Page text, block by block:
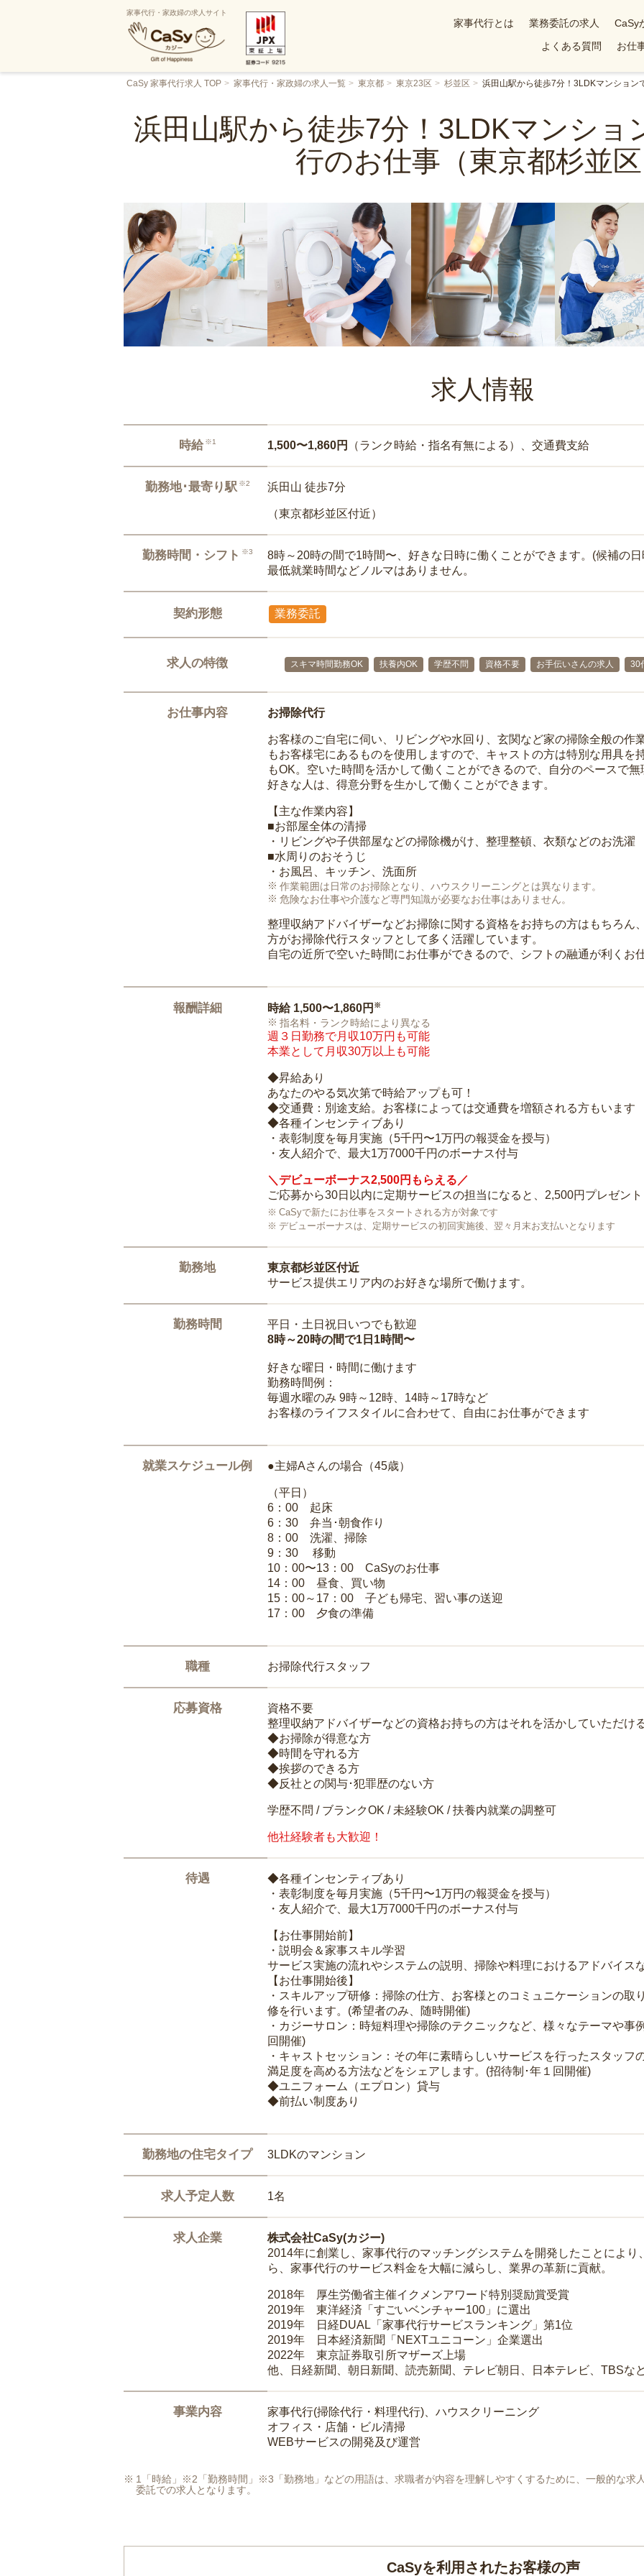
家事代行・家政婦の求人サイト
家事代行とは 業務委託の求人 CaSy
よくある質問
お仕
CaSy 家事代行求人 TOP 家事代行・家政婦の求人一覧 東京都 東京23区 杉並区 浜田山駅から徒歩7分！3LDKマンション
浜田山駅から徒歩7分！3LDKマンショ
行のお仕事（東京都杉並区
求人情報
時給 ※1 1,500〜1,860円 （ランク時給・指名有無による）、交通費支給
勤務地･最寄り駅 ※2 浜田山 徒歩7分
（東京都杉並区付近）
勤務時間・シフト ※3
8時～20時の間で1時間〜、好きな日時に働くことができます。(候補の
最低就業時間などノルマはありません。
契約形態 業務委託
求人の特徴 スキマ時間勤務OK 扶養内OK 学歴不問 資格不要 お手伝いさんの求人 30
お仕事内容 お掃除代行
お客様のご自宅に伺い、リビングや水回り、玄関など家の掃除全般の作
もお客様宅にあるものを使用しますので、キャストの方は特別な用具を
もOK。空いた時間を活かして働くことができるので、自分のペースで
好きな人は、得意分野を生かして働くことができます。
【主な作業内容】
■お部屋全体の清掃
・リビングや子供部屋などの掃除機がけ、整理整頓、衣類などのお洗濯
■水周りのおそうじ
・お風呂、キッチン、洗面所
作業範囲は日常のお掃除となり、ハウスクリーニングとは異なります。
危険なお仕事や介護など専門知識が必要なお仕事はありません。
整理収納アドバイザーなどお掃除に関する資格をお持ちの方はもちろん
方がお掃除代行スタッフとして多く活躍しています。
自宅の近所で空いた時間にお仕事ができるので、シフトの融通が利くお
報酬詳細 時給 1,500〜1,860円 ※
指名料・ランク時給により異なる
週３日勤務で月収10万円も可能
本業として月収30万以上も可能
◆昇給あり
あなたのやる気次第で時給アップも可！
◆交通費：別途支給。お客様によっては交通費を増額される方もいます
◆各種インセンティブあり
・表彰制度を毎月実施（5千円〜1万円の報奨金を授与）
・友人紹介で、最大1万7000千円のボーナス付与
＼デビューボーナス2,500円もらえる／
ご応募から30日以内に定期サービスの担当になると、2,500円プレゼント
CaSyで新たにお仕事をスタートされる方が対象です
デビューボーナスは、定期サービスの初回実施後、翌々月末お支払いとなります
勤務地
東京都杉並区付近
サービス提供エリア内のお好きな場所で働けます。
勤務時間
平日・土日祝日いつでも歓迎
8時～20時の間で1日1時間〜
好きな曜日・時間に働けます
勤務時間例：
毎週水曜のみ 9時～12時、14時～17時など
お客様のライフスタイルに合わせて、自由にお仕事ができます
就業スケジュール例 ●主婦Aさんの場合（45歳）
（平日）
6：00 起床
6：30 弁当･朝食作り
8：00 洗濯、掃除
9：30 移動
10：00〜13：00 CaSyのお仕事
14：00 昼食、買い物
15：00～17：00 子ども帰宅、習い事の送迎
17：00 夕食の準備
職種 お掃除代行スタッフ
応募資格
資格不要
整理収納アドバイザーなどの資格お持ちの方はそれを活かしていただけ
◆お掃除が得意な方
◆時間を守れる方
◆挨拶のできる方
◆反社との関与･犯罪歴のない方
学歴不問 / ブランクOK / 未経験OK / 扶養内就業の調整可
他社経験者も大歓迎！
待遇
◆各種インセンティブあり
・表彰制度を毎月実施（5千円〜1万円の報奨金を授与）
・友人紹介で、最大1万7000千円のボーナス付与
【お仕事開始前】
・説明会＆家事スキル学習
サービス実施の流れやシステムの説明、掃除や料理におけるアドバイス
【お仕事開始後】
・スキルアップ研修：掃除の仕方、お客様とのコミュニケーションの
修を行います。(希望者のみ、随時開催)
・カジーサロン：時短料理や掃除のテクニックなど、様々なテーマや事
回開催)
・キャストセッション：その年に素晴らしいサービスを行ったスタッ
満足度を高める方法などをシェアします。(招待制･年１回開催)
◆ユニフォーム（エプロン）貸与
◆前払い制度あり
勤務地の住宅タイプ 3LDKのマンション
求人予定人数 1名
求人企業
株式会社CaSy(カジー)
2014年に創業し、家事代行のマッチングシステムを開発したことによ
ら、家事代行のサービス料金を大幅に減らし、業界の革新に貢献。
2018年 厚生労働省主催イクメンアワード特別奨励賞受賞
2019年 東洋経済「すごいベンチャー100」に選出
2019年 日経DUAL「家事代行サービスランキング」第1位
2019年 日本経済新聞「NEXTユニコーン」企業選出
2022年 東京証券取引所マザーズ上場
他、日経新聞、朝日新聞、読売新聞、テレビ朝日、日本テレビ、TBSな
事業内容
家事代行(掃除代行・料理代行)、ハウスクリーニング
オフィス・店舗・ビル清掃
WEBサービスの開発及び運営
1「時給」※2「勤務時間」※3「勤務地」などの用語は、求職者が内容を理解しやすくするために、一般的な求
委託での求人となります。
CaSyを利用されたお客様の声